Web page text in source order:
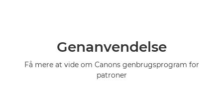
Genanvendelse
Få mere at vide om Canons genbrugsprogram for
patroner